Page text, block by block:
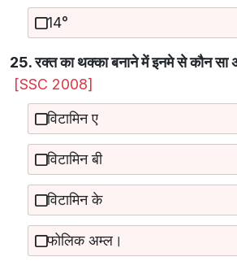
14°
25. रक्त का थक्का बनाने में इनमे से कौन सा
[SSC 2008]
विटामिन ए
विटामिन बी
विटामिन के
फोलिक अम्ल।